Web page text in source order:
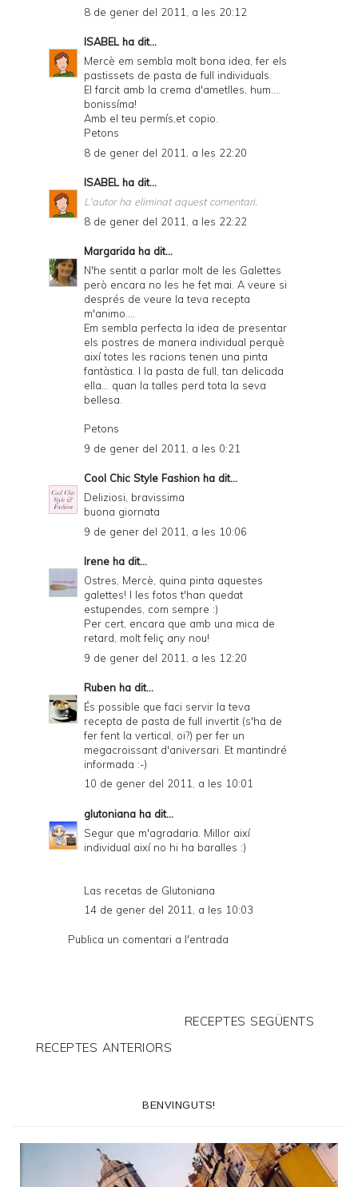
8 de gener del 2011, a les 20:12
ISABEL ha dit...
Mercè em sembla molt bona idea, fer els
pastissets de pasta de full individuals.
El farcit amb la crema d'ametlles, hum....
bonissíma!
Amb el teu permís,et copio.
Petons
8 de gener del 2011, a les 22:20
ISABEL ha dit...
L'autor ha eliminat aquest comentari.
8 de gener del 2011, a les 22:22
Margarida ha dit...
N'he sentit a parlar molt de les Galettes
però encara no les he fet mai. A veure si
després de veure la teva recepta
m'animo....
Em sembla perfecta la idea de presentar
els postres de manera individual perquè
així totes les racions tenen una pinta
fantàstica. I la pasta de full, tan delicada
ella... quan la talles perd tota la seva
bellesa.
Petons
9 de gener del 2011, a les 0:21
Cool Chic Style Fashion ha dit...
Deliziosi, bravissima
buona giornata
9 de gener del 2011, a les 10:06
Irene ha dit...
Ostres, Mercè, quina pinta aquestes
galettes! I les fotos t'han quedat
estupendes, com sempre :)
Per cert, encara que amb una mica de
retard, molt feliç any nou!
9 de gener del 2011, a les 12:20
Ruben ha dit...
És possible que faci servir la teva
recepta de pasta de full invertit (s'ha de
fer fent la vertical, oi?) per fer un
megacroissant d'aniversari. Et mantindré
informada :-)
10 de gener del 2011, a les 10:01
glutoniana ha dit...
Segur que m'agradaria. Millor així
individual així no hi ha baralles :)
Las recetas de Glutoniana
14 de gener del 2011, a les 10:03
Publica un comentari a l'entrada
RECEPTES SEGÜENTS
RECEPTES ANTERIORS
BENVINGUTS!